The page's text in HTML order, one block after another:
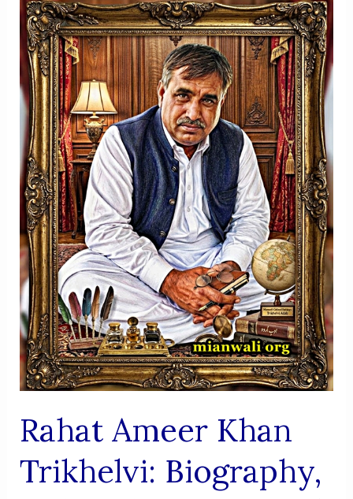
Rahat Ameer Khan
Trikhelvi: Biography,